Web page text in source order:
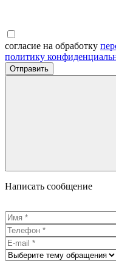
согласие на обработку
политику
Отправить
Написать сообщение